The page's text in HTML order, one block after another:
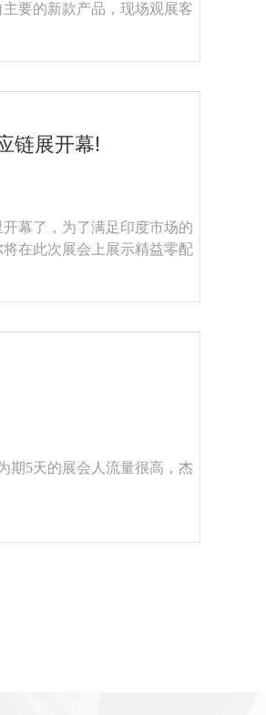
要的新款产品，现场观展客
链展开幕!
幕了，为了满足印度市场的
在此次展会上展示精益零配
期5天的展会人流量很高，杰